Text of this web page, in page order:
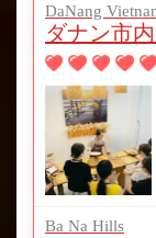
DaNang
ダナン市
Ba Na Hills